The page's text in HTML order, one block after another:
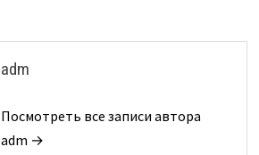
adm
Посмотреть все записи автора
adm →